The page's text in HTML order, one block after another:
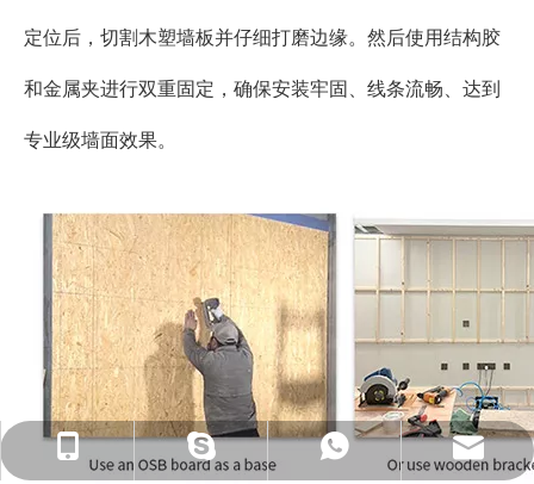
定位后，切割木塑墙板并仔细打磨边缘。然后使用结构胶
和金属夹进行双重固定，确保安装牢固、线条流畅、达到
专业级墙面效果。
13929113888
13928691588
ck_Lucky@gdcreateking.com